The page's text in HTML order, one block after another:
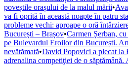
poveștile orașului de la malul mării•
va fi oprită în această noapte în patru
probleme vechi: aproape o oră
București – Brașov•Carmen Șerban,
pe Bulevardul Eroilor din București.
nevătămată•David Popovici a plecat la
adrenalina competiţiei de o săptămână.